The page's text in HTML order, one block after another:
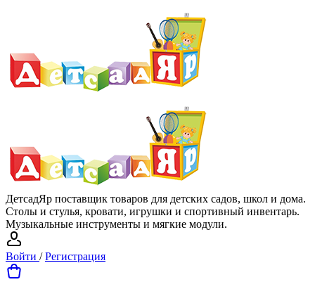
ДетсадЯр поставщик товаров для детских садов, школ и дома.
Столы и стулья, кровати, игрушки и спортивный инвентарь.
Музыкальные инструменты и мягкие модули.
Войти /Регистрация